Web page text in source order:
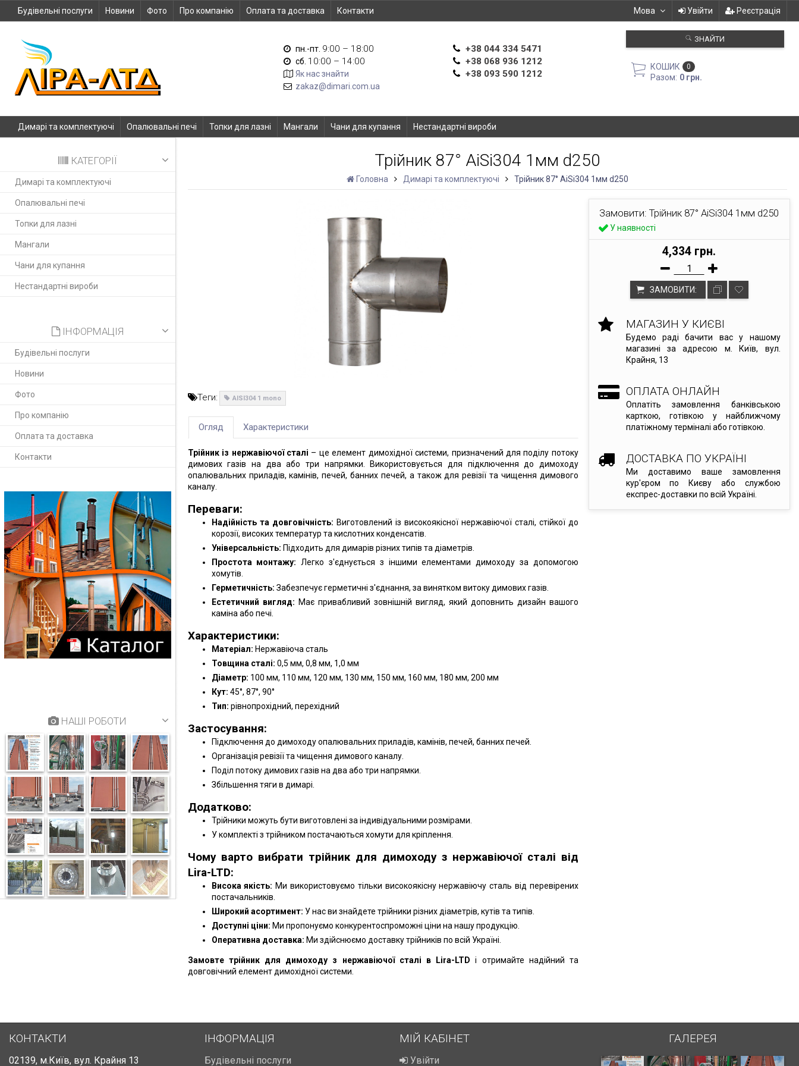
Будівельні послуги Новини Фото Про компанію Оплата та доставка Контакти Мова Увійти Реєстрація
пн.-пт. 9:00 – 18:00
сб. 10:00 – 14:00
Як нас знайти
zakaz@dimari.com.ua
+38 044 334 5471
+38 068 936 1212
+38 093 590 1212
ЗНАЙТИ
КОШИК 0
Разом: 0 грн.
Димарі та комплектуючі Опалювальні печі Топки для лазні Мангали Чани для купання Нестандартні вироби
КАТЕГОРІЇ
Димарі та комплектуючі
Опалювальні печі
Топки для лазні
Мангали
Чани для купання
Нестандартні вироби
ІНФОРМАЦІЯ
Будівельні послуги
Новини
Фото
Про компанію
Оплата та доставка
Контакти
НАШІ РОБОТИ
Трійник 87° AiSi304 1мм d250
Головна Димарі та комплектуючі Трійник 87° AiSi304 1мм d250
Замовити: Трійник 87° AiSi304 1мм d250
У наявності
4,334 грн.
ЗАМОВИТИ:
МАГАЗИН У КИЄВІ
Будемо раді бачити вас у нашому
магазині за адресою м. Київ, вул.
Крайня, 13
ОПЛАТА ОНЛАЙН
Оплатіть замовлення банківською
карткою, готівкою у найближчому
платіжному терміналі або готівкою.
ДОСТАВКА ПО УКРАЇНІ
Ми доставимо ваше замовлення
кур'єром по Києву або службою
експрес-доставки по всій Україні.
Теги: AISI304 1 mono
Огляд Характеристики
Трійник із нержавіючої сталі – це елемент димохідної системи, призначений для поділу потоку
димових газів на два або три напрямки. Використовується для підключення до димоходу
опалювальних приладів, камінів, печей, банних печей, а також для ревізії та чищення димового
каналу.
Переваги:
Надійність та довговічність: Виготовлений із високоякісної нержавіючої сталі, стійкої до
корозії, високих температур та кислотних конденсатів.
Універсальність: Підходить для димарів різних типів та діаметрів.
Простота монтажу: Легко з'єднується з іншими елементами димоходу за допомогою
хомутів.
Герметичність: Забезпечує герметичні з'єднання, за винятком витоку димових газів.
Естетичний вигляд: Має привабливий зовнішній вигляд, який доповнить дизайн вашого
каміна або печі.
Характеристики:
Матеріал: Нержавіюча сталь
Товщина сталі: 0,5 мм, 0,8 мм, 1,0 мм
Діаметр: 100 мм, 110 мм, 120 мм, 130 мм, 150 мм, 160 мм, 180 мм, 200 мм
Кут: 45°, 87°, 90°
Тип: рівнопрохідний, перехідний
Застосування:
Підключення до димоходу опалювальних приладів, камінів, печей, банних печей.
Організація ревізії та чищення димового каналу.
Поділ потоку димових газів на два або три напрямки.
Збільшення тяги в димарі.
Додатково:
Трійники можуть бути виготовлені за індивідуальними розмірами.
У комплекті з трійником постачаються хомути для кріплення.
Чому варто вибрати трійник для димоходу з нержавіючої сталі від
Lira-LTD:
Висока якість: Ми використовуємо тільки високоякісну нержавіючу сталь від перевірених
постачальників.
Широкий асортимент: У нас ви знайдете трійники різних діаметрів, кутів та типів.
Доступні ціни: Ми пропонуємо конкурентоспроможні ціни на нашу продукцію.
Оперативна доставка: Ми здійснюємо доставку трійників по всій Україні.
Замовте трійник для димоходу з нержавіючої сталі в Lira-LTDі отримайте надійний та
довговічний елемент димохідної системи.
КОНТАКТИ
02139, м.Київ, вул. Крайня 13
ІНФОРМАЦІЯ
Будівельні послуги
МІЙ КАБІНЕТ
Увійти
ГАЛЕРЕЯ